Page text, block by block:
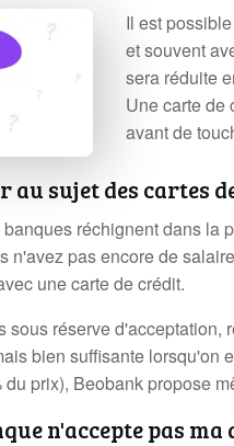
Il est
et souvent
sera réduite
Une carte de
avant de
au sujet des cartes
réchignent dans la
n'avez pas encore de
une carte de crédit.
sous réserve
bien suffisante lorsqu'on
prix), Beobank propose
n'accepte pas ma